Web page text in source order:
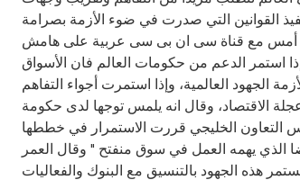
القوانين التي صدرت في ضوء الأزمة بصرامة
أمس مع قناة سى ان بى سى عربية على هامش
استمر الدعم من حكومات العالم فان الأسواق
الجهود العالمية، وإذا استمرت أجواء التفاهم
الاقتصاد، وقال انه يلمس توجها لدى حكومة
التعاون الخليجي قررت الاستمرار في خططها
الذي يهمه العمل في سوق منفتح " وقال العمر
هذه الجهود بالتنسيق مع البنوك والفعاليات